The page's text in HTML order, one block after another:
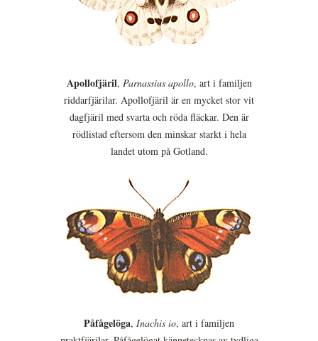
Apollofjäril, Parnassius apollo, art i familjen
riddarfjärilar. Apollofjäril är en mycket stor vit
dagfjäril med svarta och röda fläckar. Den är
rödlistad eftersom den minskar starkt i hela
landet utom på Gotland.
Påfågelöga, Inachis io, art i familjen